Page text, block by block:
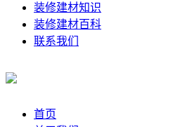
装修建材知识
装修建材百科
联系我们
首页